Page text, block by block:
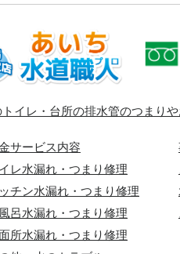
イレ・台所の排水管のつまり
サービス内容
レ水漏れ・つまり修理
チン水漏れ・つまり修理
呂水漏れ・つまり修理
所水漏れ・つまり修理